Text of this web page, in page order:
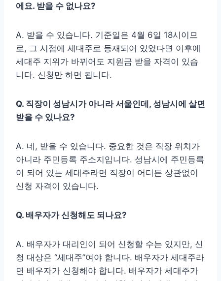
에요. 받을 수 없나요?
A. 받을 수 있습니다. 기준일은 4월 6일 18시이므
로, 그 시점에 세대주로 등재되어 있었다면 이후에
세대주 지위가 바뀌어도 지원금 받을 자격이 있습
니다. 신청만 하면 됩니다.
Q. 직장이 성남시가 아니라 서울인데, 성남시에 살면
받을 수 있나요?
A. 네, 받을 수 있습니다. 중요한 것은 직장 위치가
아니라 주민등록 주소지입니다. 성남시에 주민등록
이 되어 있는 세대주라면 직장이 어디든 상관없이
신청 자격이 있습니다.
Q. 배우자가 신청해도 되나요?
A. 배우자가 대리인이 되어 신청할 수는 있지만, 신
청 대상은 “세대주”여야 합니다. 배우자가 세대주라
면 배우자가 신청해야 합니다. 배우자가 세대주가